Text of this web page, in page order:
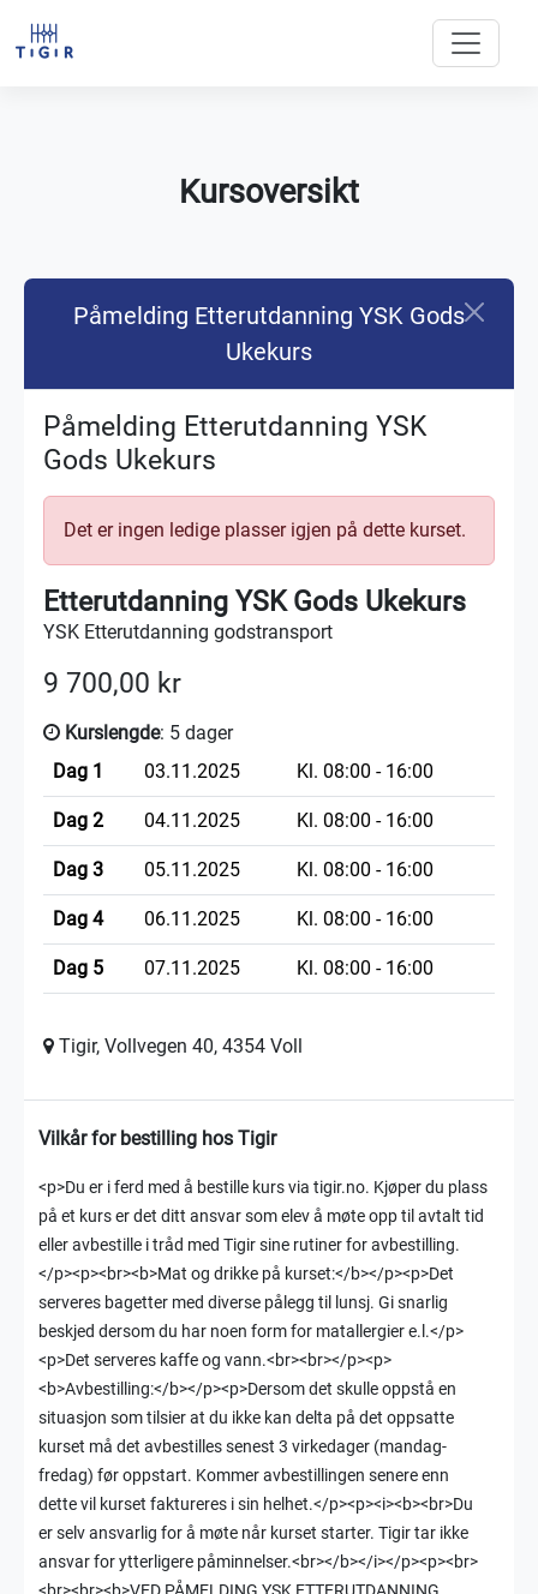
Kursoversikt
Påmelding Etterutdanning YSK Gods
Ukekurs
Påmelding Etterutdanning YSK
Gods Ukekurs
Det er ingen ledige plasser igjen på dette kurset.
Etterutdanning YSK Gods Ukekurs
YSK Etterutdanning godstransport
9 700,00 kr
Kurslengde: 5 dager
Dag 1
03.11.2025 Kl. 08:00 - 16:00
Dag 2 04.11.2025 Kl. 08:00 - 16:00
Dag 3 05.11.2025 Kl. 08:00 - 16:00
Dag 4 06.11.2025 Kl. 08:00 - 16:00
Dag 5 07.11.2025 Kl. 08:00 - 16:00
Tigir, Vollvegen 40, 4354 Voll
Vilkår for bestilling hos Tigir
<p>Du er i ferd med å bestille kurs via tigir.no. Kjøper du plass
på et kurs er det ditt ansvar som elev å møte opp til avtalt tid
eller avbestille i tråd med Tigir sine rutiner for avbestilling.
</p><p><br><b>Mat og drikke på kurset:</b></p><p>Det
serveres bagetter med diverse pålegg til lunsj. Gi snarlig
beskjed dersom du har noen form for matallergier e.l.</p>
<p>Det serveres kaffe og vann.<br><br></p><p>
<b>Avbestilling:</b></p><p>Dersom det skulle oppstå en
situasjon som tilsier at du ikke kan delta på det oppsatte
kurset må det avbestilles senest 3 virkedager (mandag-
fredag) før oppstart. Kommer avbestillingen senere enn
dette vil kurset faktureres i sin helhet.</p><p><i><b><br>Du
er selv ansvarlig for å møte når kurset starter. Tigir tar ikke
ansvar for ytterligere påminnelser.<br></b></i></p><p><br>